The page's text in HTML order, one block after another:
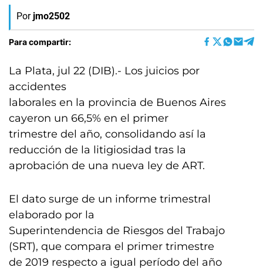
Por jmo2502
Para compartir:
La Plata, jul 22 (DIB).- Los juicios por
accidentes
laborales en la provincia de Buenos Aires
cayeron un 66,5% en el primer
trimestre del año, consolidando así la
reducción de la litigiosidad tras la
aprobación de una nueva ley de ART.
El dato surge de un informe trimestral
elaborado por la
Superintendencia de Riesgos del Trabajo
(SRT), que compara el primer trimestre
de 2019 respecto a igual período del año